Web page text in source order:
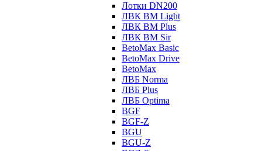
Лотки DN200
ЛВК ВМ Light
ЛВК ВМ Plus
ЛВК ВМ Sir
BetoMax Basic
BetoMax Drive
BetoMax
ЛВБ Norma
ЛВБ Plus
ЛВБ Optima
BGF
BGF-Z
BGU
BGU-Z